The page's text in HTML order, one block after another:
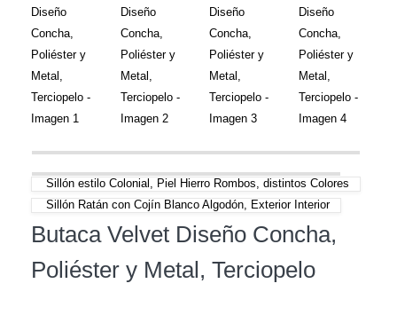
Sillón estilo Colonial, Piel Hierro Rombos, distintos Colores
Sillón Ratán con Cojín Blanco Algodón, Exterior Interior
Butaca Velvet Diseño Concha,
Poliéster y Metal, Terciopelo